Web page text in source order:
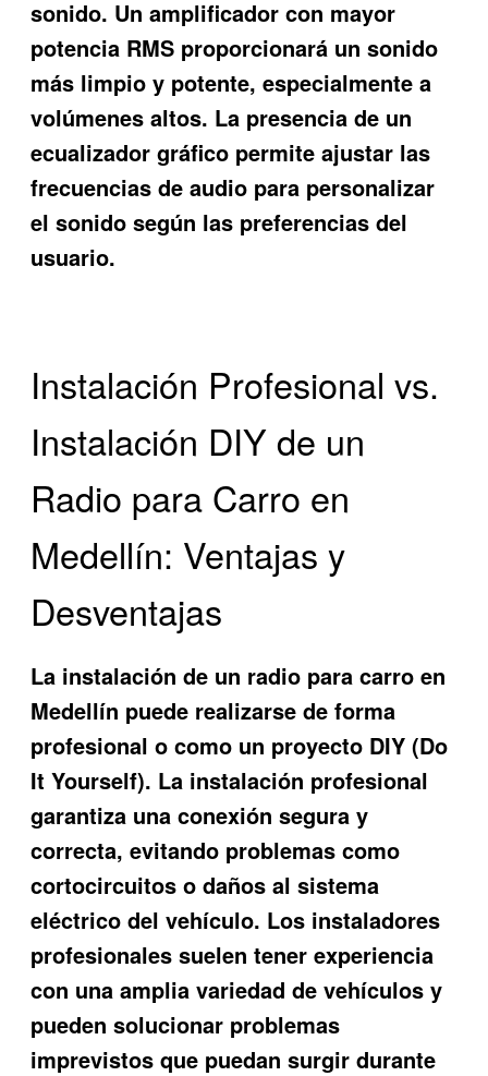
sonido. Un amplificador con mayor
potencia RMS proporcionará un sonido
más limpio y potente, especialmente a
volúmenes altos. La presencia de un
ecualizador gráfico permite ajustar las
frecuencias de audio para personalizar
el sonido según las preferencias del
usuario.
Instalación Profesional vs.
Instalación DIY de un
Radio para Carro en
Medellín: Ventajas y
Desventajas
La instalación de un radio para carro en
Medellín puede realizarse de forma
profesional o como un proyecto DIY (Do
It Yourself). La instalación profesional
garantiza una conexión segura y
correcta, evitando problemas como
cortocircuitos o daños al sistema
eléctrico del vehículo. Los instaladores
profesionales suelen tener experiencia
con una amplia variedad de vehículos y
pueden solucionar problemas
imprevistos que puedan surgir durante